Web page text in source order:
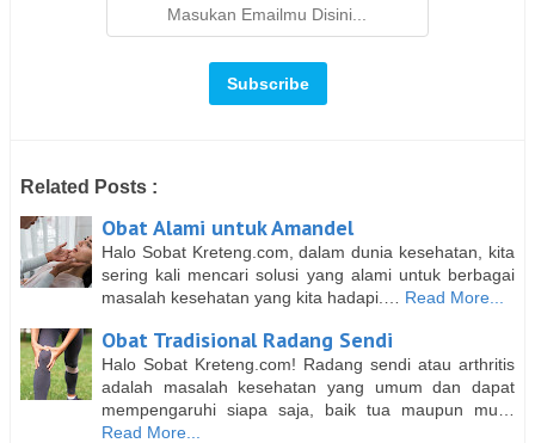
Related Posts :
Obat Alami untuk Amandel
Halo Sobat Kreteng.com, dalam dunia kesehatan, kita
sering kali mencari solusi yang alami untuk berbagai
masalah kesehatan yang kita hadapi.…
Read More...
Obat Tradisional Radang Sendi
Halo Sobat Kreteng.com! Radang sendi atau arthritis
adalah masalah kesehatan yang umum dan dapat
mempengaruhi siapa saja, baik tua maupun mu…
Read More...